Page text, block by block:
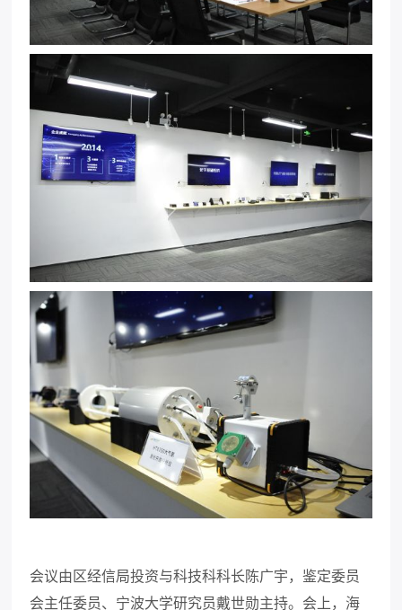
会议由区经信局投资与科技科科长陈广宇，鉴定委员
会主任委员、宁波大学研究员戴世勋主持。会上，海